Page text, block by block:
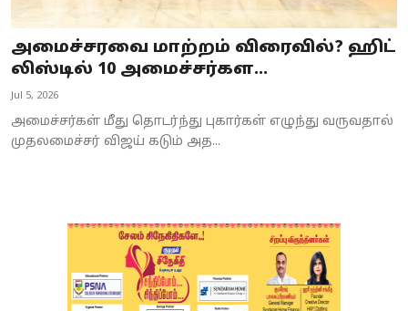
அமைச்சரவை மாற்றம் விரைவில்? ஹிட்
லிஸ்டில் 10 அமைச்சர்கள...
Jul 5, 2026
அமைச்சர்கள் மீது தொடர்ந்து புகார்கள் எழுந்து வருவதால்
முதலமைச்சர் விஜய் கடும் அத...